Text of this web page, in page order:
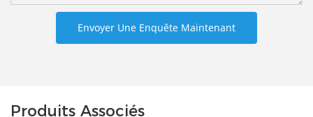
Envoyer Une Enquête Maintenant
Produits Associés